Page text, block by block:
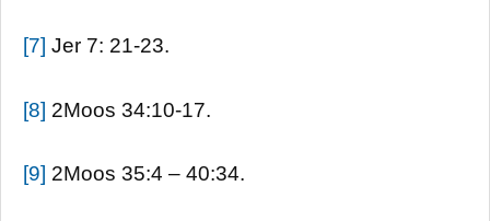
[7] Jer 7: 21-23.
[8] 2Moos 34:10-17.
[9] 2Moos 35:4 – 40:34.